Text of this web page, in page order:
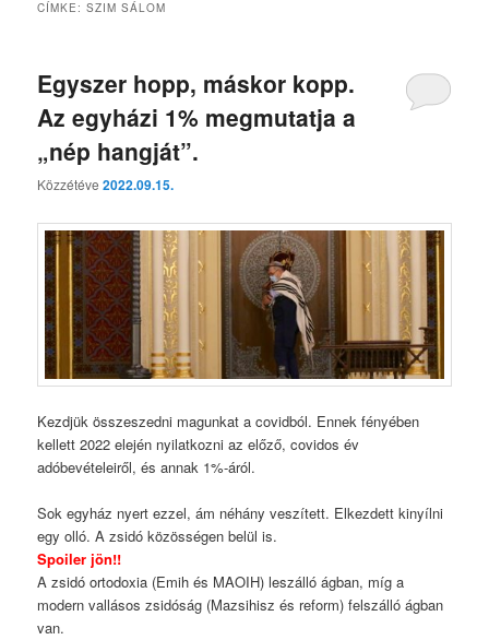
CÍMKE:SZIM SÁLOM
Egyszer hopp, máskor kopp.
Az egyházi 1% megmutatja a
„nép hangját”.
Közzétéve2022.09.15.
Kezdjük összeszedni magunkat a covidból. Ennek fényében
kellett 2022 elején nyilatkozni az előző, covidos év
adóbevételeiről, és annak 1%-áról.
Sok egyház nyert ezzel, ám néhány veszített. Elkezdett kinyílni
egy olló. A zsidó közösségen belül is.
Spoiler jön!!
A zsidó ortodoxia (Emih és MAOIH) leszálló ágban, míg a
modern vallásos zsidóság (Mazsihisz és reform) felszálló ágban
van.